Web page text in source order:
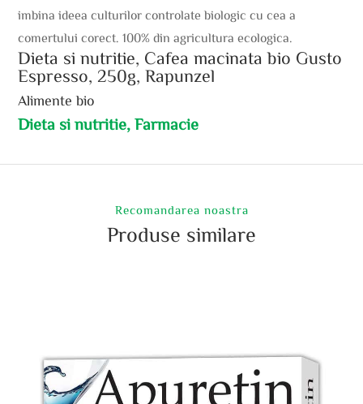
imbina ideea culturilor controlate biologic cu cea a
comertului corect. 100% din agricultura ecologica.
Dieta si nutritie, Cafea macinata bio Gusto
Espresso, 250g, Rapunzel
Alimente bio
Dieta si nutritie, Farmacie
Recomandarea noastra
Produse similare